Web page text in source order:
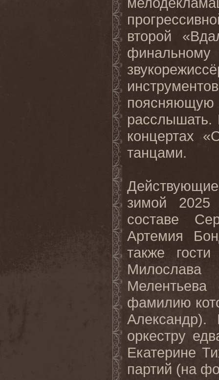
второй
концертах
танцами.
зимой 2025
составе
Артемия
также
фамилию
оркестру
Екатерине
партий (на